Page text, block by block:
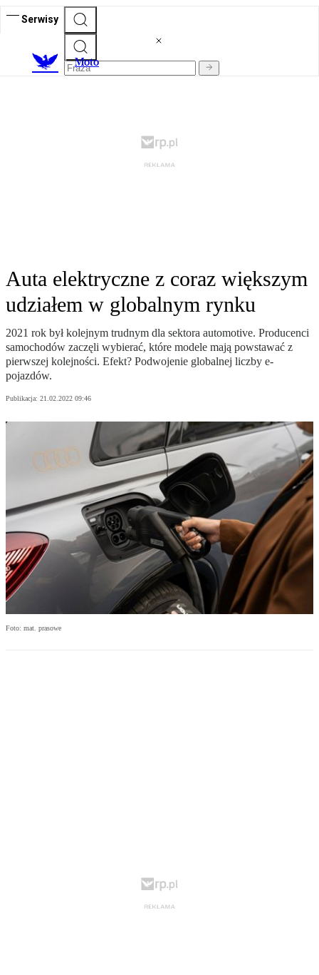
Serwisy
Moto
Auta elektryczne z coraz większym
udziałem w globalnym rynku
2021 rok był kolejnym trudnym dla sektora automotive. Producenci
samochodów zaczęli wybierać, które modele mają powstawać z
pierwszej kolejności. Efekt? Podwojenie globalnej liczby e-
pojazdów.
Publikacja: 21.02.2022 09:46
Foto: mat. prasowe